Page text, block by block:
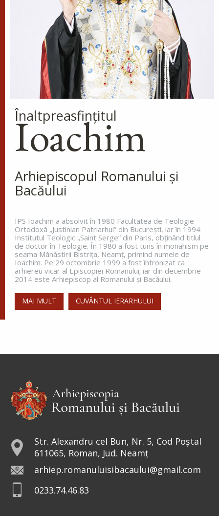
Înaltpreasfinţitul
Ioachim
Arhiepiscopul Romanului și
Bacăului
IPS Ioachim a absolvit în 1980 Facultatea de Teologie
Ortodoxă „Justinian Patriarhul” din Bucureşti, iar în 1994
Institutul Teologic „Saint Serge” din Paris, obţinând titlul
de doctor în Teologie. În 1980 a fost tuns în monahism pe
seama Mănăstirii Bistriţa, Neamţ, primind numele de
Ioachim. Pe 29 octombrie 1999 a fost întronizat ca
arhiereu vicar al Episcopiei Romanului; iar din decembrie
2014 este Arhiepiscop al Romanului și Bacăului.
MAI MULT CUVÂNTUL IERARHULUI
Str. Alexandru cel Bun, Nr. 5, Cod Poștal
611065, Roman, Jud. Neamț
arhiep.romanuluisibacaului@gmail.com
0233.74.46.83